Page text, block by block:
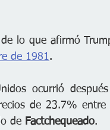
lo que afirmó
de 1981.
ocurrió
de 23.7%
de Factchequeado.